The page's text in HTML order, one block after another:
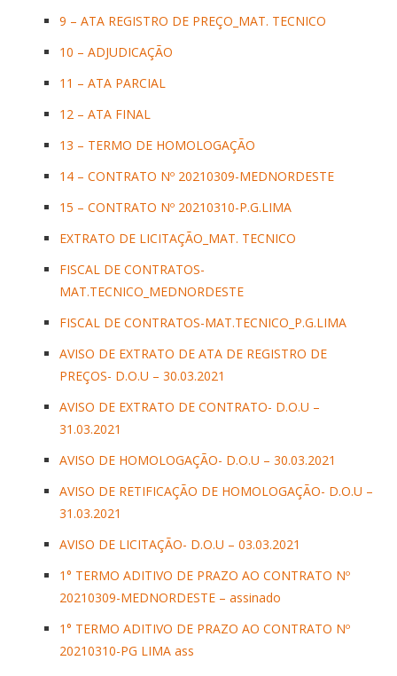
9 – ATA REGISTRO DE PREÇO_MAT. TECNICO
10 – ADJUDICAÇÃO
11 – ATA PARCIAL
12 – ATA FINAL
13 – TERMO DE HOMOLOGAÇÃO
14 – CONTRATO Nº 20210309-MEDNORDESTE
15 – CONTRATO Nº 20210310-P.G.LIMA
EXTRATO DE LICITAÇÃO_MAT. TECNICO
FISCAL DE CONTRATOS-
MAT.TECNICO_MEDNORDESTE
FISCAL DE CONTRATOS-MAT.TECNICO_P.G.LIMA
AVISO DE EXTRATO DE ATA DE REGISTRO DE
PREÇOS- D.O.U – 30.03.2021
AVISO DE EXTRATO DE CONTRATO- D.O.U –
31.03.2021
AVISO DE HOMOLOGAÇÃO- D.O.U – 30.03.2021
AVISO DE RETIFICAÇÃO DE HOMOLOGAÇÃO- D.O.U –
31.03.2021
AVISO DE LICITAÇÃO- D.O.U – 03.03.2021
1° TERMO ADITIVO DE PRAZO AO CONTRATO Nº
20210309-MEDNORDESTE – assinado
1° TERMO ADITIVO DE PRAZO AO CONTRATO Nº
20210310-PG LIMA ass